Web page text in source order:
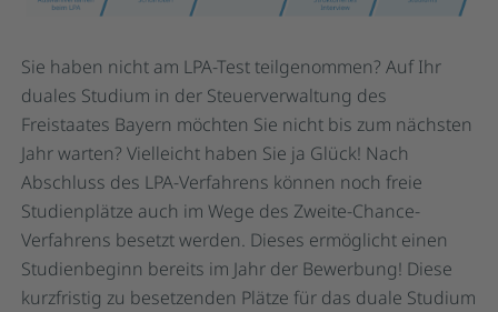
Sie haben nicht am LPA-Test teilgenommen? Auf Ihr
duales Studium in der Steuerverwaltung des
Freistaates Bayern möchten Sie nicht bis zum nächsten
Jahr warten? Vielleicht haben Sie ja Glück! Nach
Abschluss des LPA-Verfahrens können noch freie
Studienplätze auch im Wege des Zweite-Chance-
Verfahrens besetzt werden. Dieses ermöglicht einen
Studienbeginn bereits im Jahr der Bewerbung! Diese
kurzfristig zu besetzenden Plätze für das duale Studium